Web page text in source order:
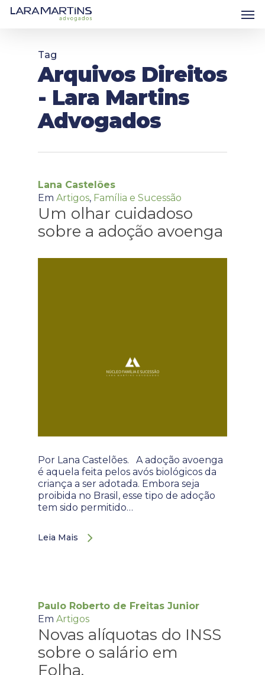
Skip
Tag
Arquivos Direitos
- Lara Martins
Advogados
Lana Castelões
Em Artigos, Família e Sucessão
Um olhar cuidadoso
sobre a adoção avoenga
Por Lana Castelões. A adoção avoenga
é aquela feita pelos avós biológicos da
criança a ser adotada. Embora seja
proibida no Brasil, esse tipo de adoção
tem sido permitido…
Leia Mais
Paulo Roberto de Freitas Junior
Em Artigos
Novas alíquotas do INSS
sobre o salário em
Folha.